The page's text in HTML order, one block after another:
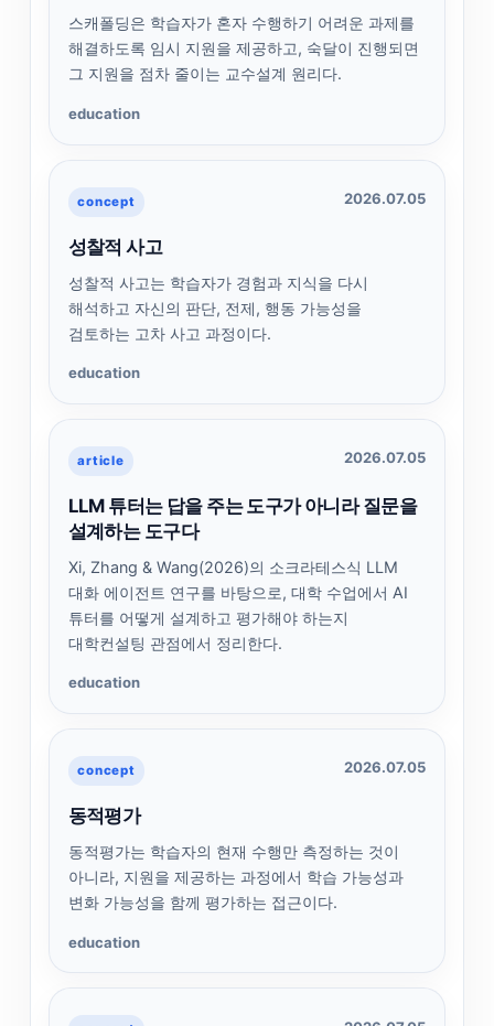
스캐폴딩은 학습자가 혼자 수행하기 어려운 과제를
해결하도록 임시 지원을 제공하고, 숙달이 진행되면
그 지원을 점차 줄이는 교수설계 원리다.
education
concept 2026.07.05
성찰적 사고
성찰적 사고는 학습자가 경험과 지식을 다시
해석하고 자신의 판단, 전제, 행동 가능성을
검토하는 고차 사고 과정이다.
education
article 2026.07.05
LLM 튜터는 답을 주는 도구가 아니라 질문을
설계하는 도구다
Xi, Zhang & Wang(2026)의 소크라테스식 LLM
대화 에이전트 연구를 바탕으로, 대학 수업에서 AI
튜터를 어떻게 설계하고 평가해야 하는지
대학컨설팅 관점에서 정리한다.
education
concept 2026.07.05
동적평가
동적평가는 학습자의 현재 수행만 측정하는 것이
아니라, 지원을 제공하는 과정에서 학습 가능성과
변화 가능성을 함께 평가하는 접근이다.
education